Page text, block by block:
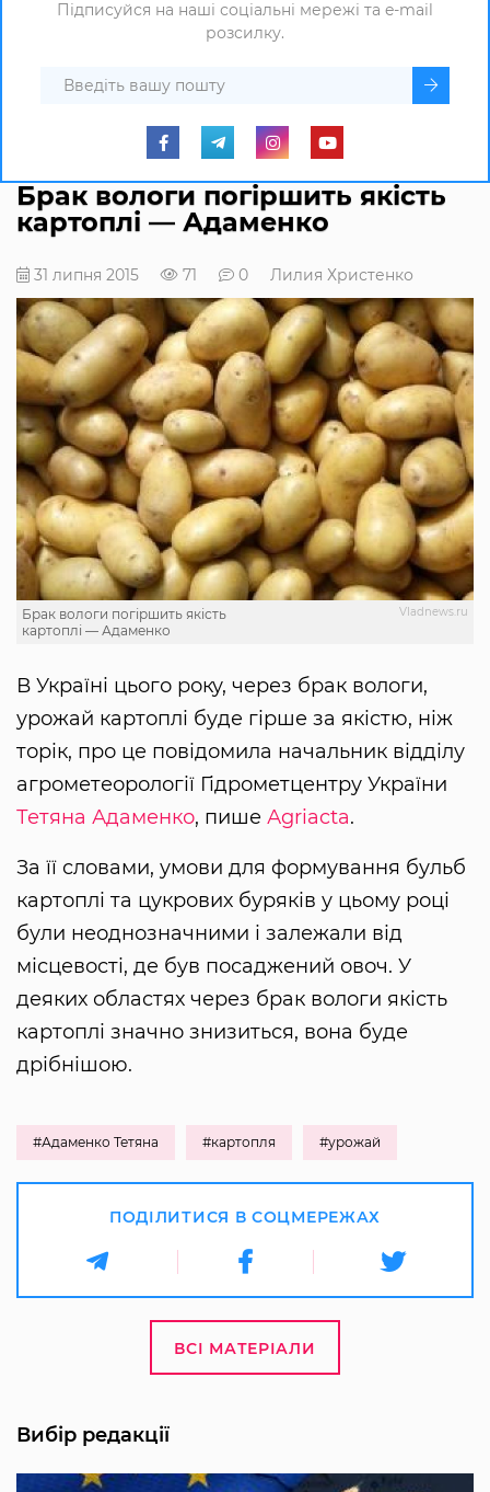
Підписуйся на наші соціальні мережі та e-mail
розсилку.
Брак вологи погіршить якість
картоплі — Адаменко
31 липня 2015 71 0 Лилия Христенко
Vladnews.ru
Брак вологи погіршить якість
картоплі — Адаменко
В Україні цього року, через брак вологи,
урожай картоплі буде гірше за якістю, ніж
торік, про це повідомила начальник відділу
агрометеорології Гідрометцентру України
Тетяна Адаменко, пише Аgriacta.
За її словами, умови для формування бульб
картоплі та цукрових буряків у цьому році
були неоднозначними і залежали від
місцевості, де був посаджений овоч. У
деяких областях через брак вологи якість
картоплі значно знизиться, вона буде
дрібнішою.
#Адаменко Тетяна #картопля #урожай
ПОДІЛИТИСЯ В СОЦМЕРЕЖАХ
ВСІ МАТЕРІАЛИ
Вибір редакції